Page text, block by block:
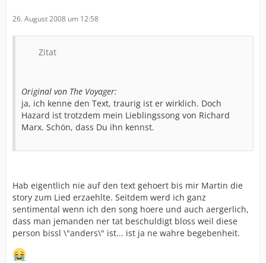
26. August 2008 um 12:58
Zitat
Original von The Voyager:
ja, ich kenne den Text, traurig ist er wirklich. Doch
Hazard ist trotzdem mein Lieblingssong von Richard
Marx. Schön, dass Du ihn kennst.
Hab eigentlich nie auf den text gehoert bis mir Martin die
story zum Lied erzaehlte. Seitdem werd ich ganz
sentimental wenn ich den song hoere und auch aergerlich,
dass man jemanden ner tat beschuldigt bloss weil diese
person bissl \"anders\" ist... ist ja ne wahre begebenheit.